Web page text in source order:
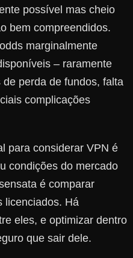
possível mas cheio
bem compreendidos.
marginalmente
– raramente
perda de fundos, falta
complicações
para considerar VPN é
condições do mercado
é comparar
licenciados. Há
eles, e optimizar dentro
que sair dele.